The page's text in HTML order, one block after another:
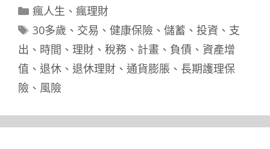
分
類
瘋人生 、 瘋理財
標
籤
30多歲 、 交易 、 健康保險 、 儲蓄 、 投資 、 支
出 、 時間 、 理財 、 稅務 、 計畫 、 負債 、 資產增
值 、 退休 、 退休理財 、 通貨膨脹 、 長期護理保
險 、 風險